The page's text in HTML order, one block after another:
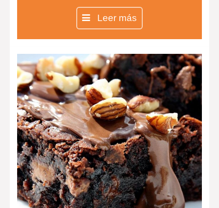
Crujiente de Kikos.
Langostinos empanados con maíz y
salsa de romesco.
Saquitos de tomate chery mozarela
y pesto.
Cestitas de berenjena.
Esferas de queso de cabra y fresa
con membrana de Módena.
Chip de patatas y chorizo.
Tarta de salmón y mango.
Quique de setas
Leer más